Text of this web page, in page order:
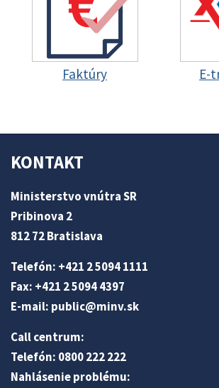
Faktúry E-
KONTAKT
Ministerstvo vnútra SR
Pribinova 2
812 72 Bratislava
Telefón: +421 2 5094 1111
Fax: +421 2 5094 4397
E-mail: public@minv.sk
Call centrum:
Telefón: 0800 222 222
Nahlásenie problému: